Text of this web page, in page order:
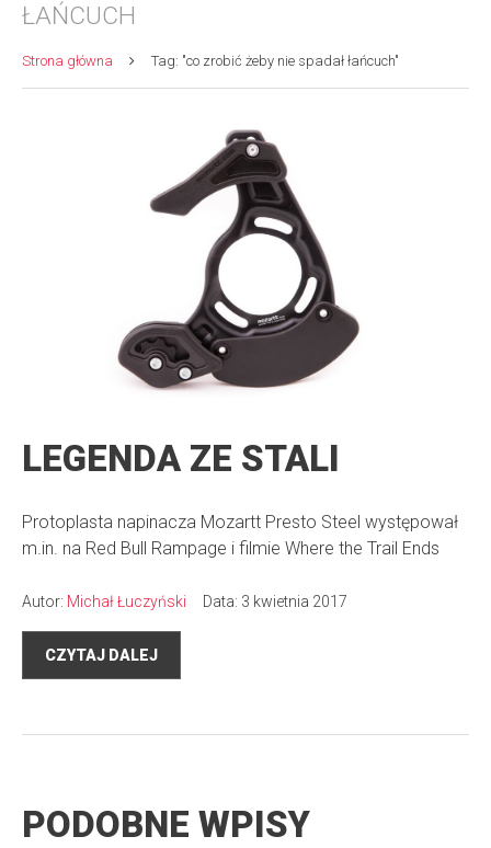
ŁAŃCUCH
Strona główna Tag: "co zrobić żeby nie spadał łańcuch"
LEGENDA ZE STALI
Protoplasta napinacza Mozartt Presto Steel występował
m.in. na Red Bull Rampage i filmie Where the Trail Ends
Autor: Michał Łuczyński Data: 3 kwietnia 2017
CZYTAJ DALEJ
PODOBNE WPISY